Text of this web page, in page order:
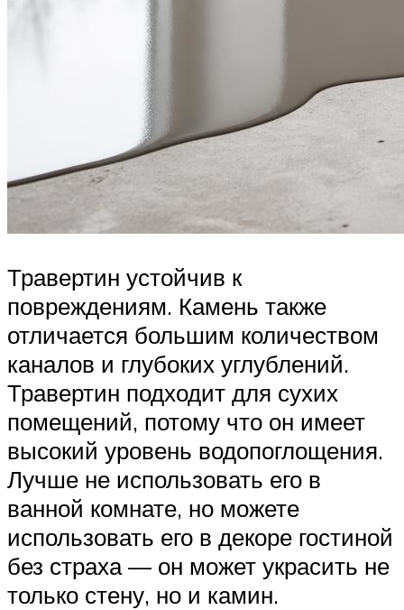
Травертин устойчив к
повреждениям. Камень также
отличается большим количеством
каналов и глубоких углублений.
Травертин подходит для сухих
помещений, потому что он имеет
высокий уровень водопоглощения.
Лучше не использовать его в
ванной комнате, но можете
использовать его в декоре гостиной
без страха — он может украсить не
только стену, но и камин.